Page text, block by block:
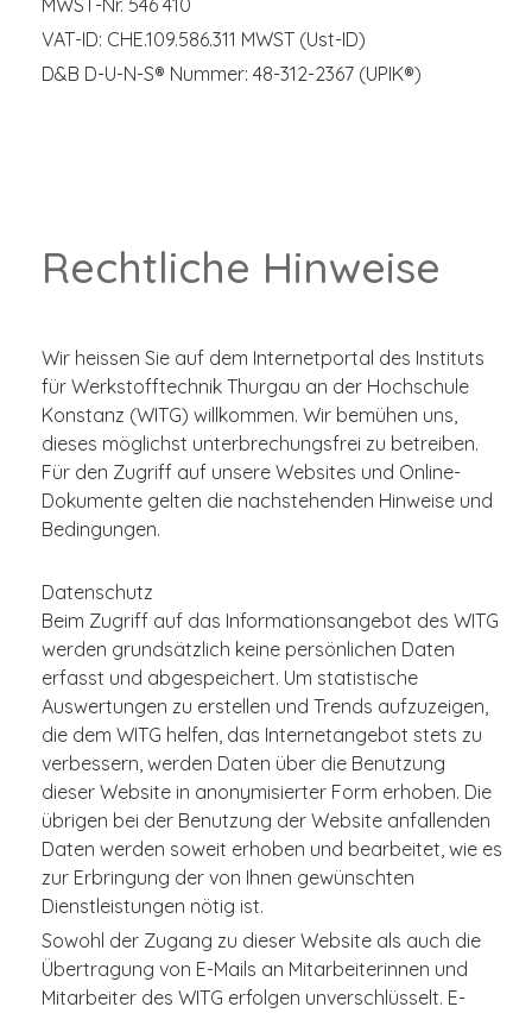
MWST-Nr. 546 410
VAT-ID: CHE.109.586.311 MWST (Ust-ID)
D&B D-U-N-S® Nummer: 48-312-2367 (UPIK®)
Rechtliche Hinweise
Wir heissen Sie auf dem Internetportal des Instituts
für Werkstofftechnik Thurgau an der Hochschule
Konstanz (WITG) willkommen. Wir bemühen uns,
dieses möglichst unterbrechungsfrei zu betreiben.
Für den Zugriff auf unsere Websites und Online-
Dokumente gelten die nachstehenden Hinweise und
Bedingungen.
Datenschutz
Beim Zugriff auf das Informationsangebot des WITG
werden grundsätzlich keine persönlichen Daten
erfasst und abgespeichert. Um statistische
Auswertungen zu erstellen und Trends aufzuzeigen,
die dem WITG helfen, das Internetangebot stets zu
verbessern, werden Daten über die Benutzung
dieser Website in anonymisierter Form erhoben. Die
übrigen bei der Benutzung der Website anfallenden
Daten werden soweit erhoben und bearbeitet, wie es
zur Erbringung der von Ihnen gewünschten
Dienstleistungen nötig ist.
Sowohl der Zugang zu dieser Website als auch die
Übertragung von E-Mails an Mitarbeiterinnen und
Mitarbeiter des WITG erfolgen unverschlüsselt. E-